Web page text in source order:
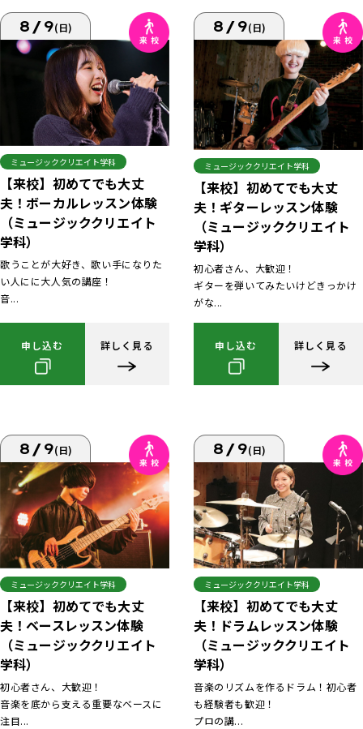
8/9(日)
ミュージッククリエイト学科
【来校】初めてでも大丈
夫！ボーカルレッスン体験
（ミュージッククリエイト
学科）
歌うことが大好き、歌い手になりた
い人にに大人気の講座！
音...
申し込む 詳しく見る
8/9(日)
ミュージッククリエイト学科
【来校】初めてでも大丈
夫！ギターレッスン体験
（ミュージッククリエイト
学科）
初心者さん、大歓迎！
ギターを弾いてみたいけどきっかけ
がな...
申し込む 詳しく見る
8/9(日)
ミュージッククリエイト学科
【来校】初めてでも大丈
夫！ベースレッスン体験
（ミュージッククリエイト
学科）
初心者さん、大歓迎！
音楽を底から支える重要なベースに
注目...
8/9(日)
ミュージッククリエイト学科
【来校】初めてでも大丈
夫！ドラムレッスン体験
（ミュージッククリエイト
学科）
音楽のリズムを作るドラム！初心者
も経験者も歓迎！
プロの講...